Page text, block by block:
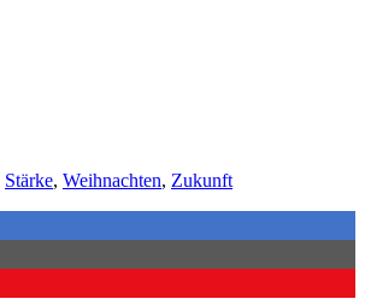
Stärke, Weihnachten, Zukunft